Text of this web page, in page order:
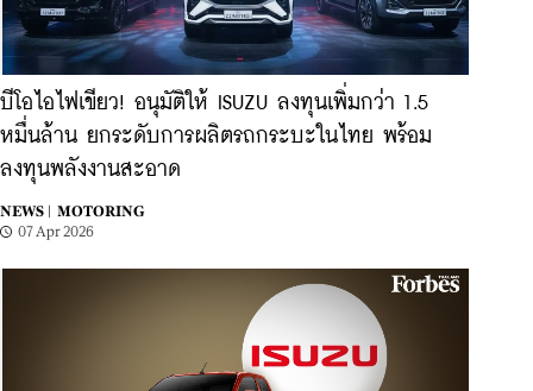
บีโอไอไฟเขียว! อนุมัติให้ ISUZU ลงทุนเพิ่มกว่า 1.5
หมื่นล้าน ยกระดับการผลิตรถกระบะในไทย พร้อม
ลงทุนพลังงานสะอาด
NEWS |
MOTORING
07 Apr 2026